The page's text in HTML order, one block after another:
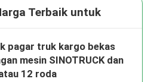
Terbaik untuk
pagar truk kargo bekas
mesin SINOTRUCK dan
12 roda